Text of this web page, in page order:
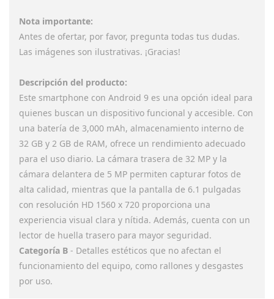
Nota importante:
Antes de ofertar, por favor, pregunta todas tus dudas.
Las imágenes son ilustrativas. ¡Gracias!
Descripción del producto:
Este smartphone con Android 9 es una opción ideal para
quienes buscan un dispositivo funcional y accesible. Con
una batería de 3,000 mAh, almacenamiento interno de
32 GB y 2 GB de RAM, ofrece un rendimiento adecuado
para el uso diario. La cámara trasera de 32 MP y la
cámara delantera de 5 MP permiten capturar fotos de
alta calidad, mientras que la pantalla de 6.1 pulgadas
con resolución HD 1560 x 720 proporciona una
experiencia visual clara y nítida. Además, cuenta con un
lector de huella trasero para mayor seguridad.
Categoría B - Detalles estéticos que no afectan el
funcionamiento del equipo, como rallones y desgastes
por uso.